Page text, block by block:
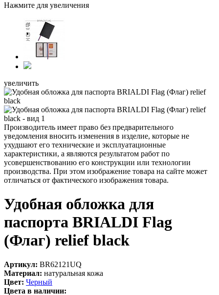
Нажмите для увеличения
увеличить
Производитель имеет право без предварительного
уведомления вносить изменения в изделие, которые не
ухудшают его технические и эксплуатационные
характеристики, а являются результатом работ по
усовершенствованию его конструкции или технологии
производства. При этом изображение товара на сайте может
отличаться от фактического изображения товара.
Удобная обложка для
паспорта BRIALDI Flag
(Флаг) relief black
Артикул: BR62121UQ
Материал: натуральная кожа
Цвет: Черный
Цвета в наличии: